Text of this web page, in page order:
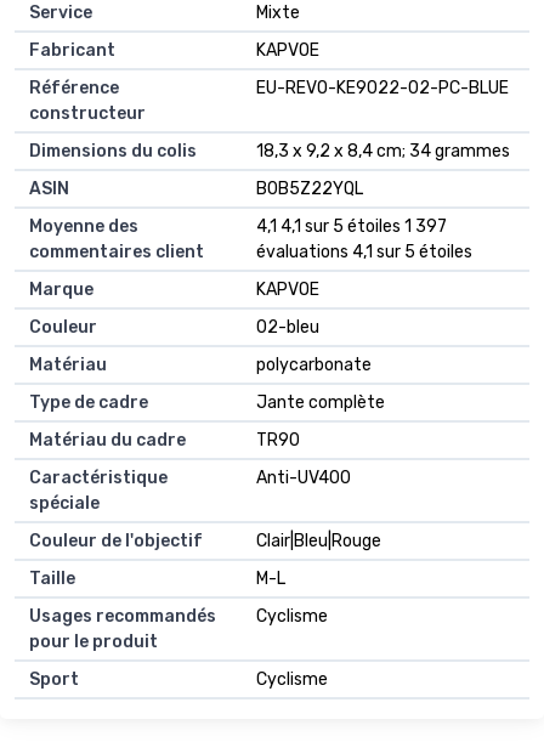
Service
‎Mixte
Fabricant
‎KAPVOE
Référence
constructeur
‎EU-REVO-KE9022-02-PC-BLUE
Dimensions du colis
‎18,3 x 9,2 x 8,4 cm; 34 grammes
ASIN
‎B0B5Z22YQL
Moyenne des
commentaires client
4,1 4,1 sur 5 étoiles 1 397
évaluations 4,1 sur 5 étoiles
Marque
KAPVOE
Couleur
02-bleu
Matériau
polycarbonate
Type de cadre
Jante complète
Matériau du cadre
TR90
Caractéristique
spéciale
Anti-UV400
Couleur de l'objectif
Clair|Bleu|Rouge
Taille
M-L
Usages recommandés
pour le produit
Cyclisme
Sport Cyclisme